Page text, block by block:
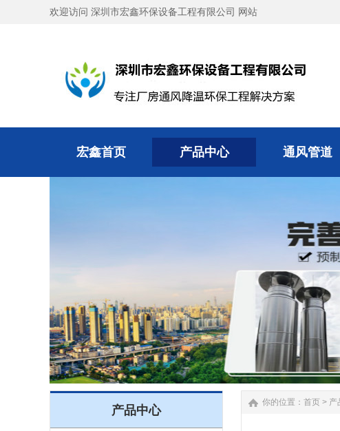
欢迎访问 深圳市宏鑫环保设备工程有限公司 网站
宏鑫首页 产品中心 通风管道
产品中心
你的位置： 首页 > 产